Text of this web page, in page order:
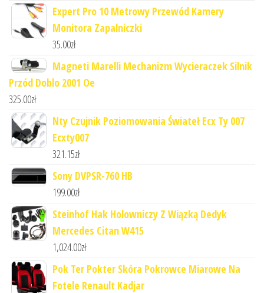
Expert Pro 10 Metrowy Przewód Kamery
Monitora Zapalniczki
35.00zł
Magneti Marelli Mechanizm Wycieraczek Silnik
Przód Doblo 2001 Oe
325.00zł
Nty Czujnik Poziomowania Świateł Ecx Ty 007
Ecxty007
321.15zł
Sony DVPSR-760 HB
199.00zł
Steinhof Hak Holowniczy Z Wiązką Dedyk
Mercedes Citan W415
1,024.00zł
Pok Ter Pokter Skóra Pokrowce Miarowe Na
Fotele Renault Kadjar